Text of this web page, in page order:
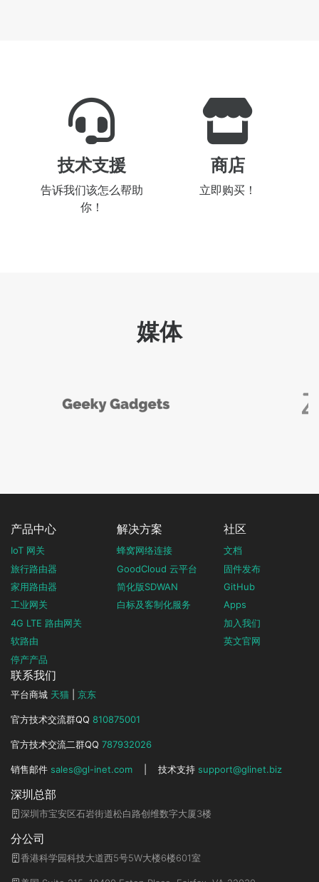
技术支援
告诉我们该怎么帮助
你！
商店
立即购买！
媒体
产品中心
IoT 网关
旅行路由器
家用路由器
工业网关
4G LTE 路由网关
软路由
停产产品
解决方案
蜂窝网络连接
GoodCloud 云平台
简化版SDWAN
白标及客制化服务
社区
文档
固件发布
GitHub
Apps
加入我们
英文官网
联系我们
平台商城 天猫 京东
官方技术交流群QQ 810875001
官方技术交流二群QQ 787932026
销售邮件 sales@gl-inet.com 技术支持 support@glinet.biz
深圳总部
深圳市宝安区石岩街道松白路创维数字大厦3楼
分公司
香港科学园科技大道西5号5W大楼6楼601室